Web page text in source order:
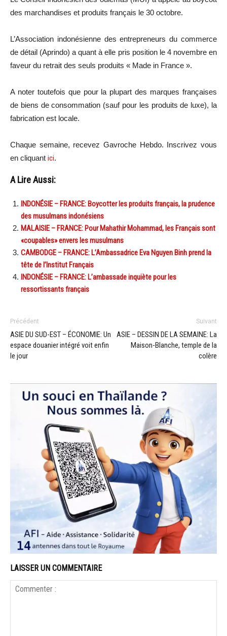
des marchandises et produits français le 30 octobre.
L’Association indonésienne des entrepreneurs du commerce
de détail (Aprindo) a quant à elle pris position le 4 novembre en
faveur du retrait des seuls produits « Made in France ».
A noter toutefois que pour la plupart des marques françaises
de biens de consommation (sauf pour les produits de luxe), la
fabrication est locale.
Chaque semaine, recevez Gavroche Hebdo. Inscrivez vous
en cliquant ici.
A Lire Aussi:
INDONÉSIE – FRANCE: Boycotter les produits français, la prudence
des musulmans indonésiens
MALAISIE – FRANCE: Pour Mahathir Mohammad, les Français sont
«coupables» envers les musulmans
CAMBODGE – FRANCE: L’Ambassadrice Eva Nguyen Binh prend la
tête de l’Institut Français
INDONÉSIE – FRANCE: L’ambassade inquiète pour les
ressortissants français
Précédent
ASIE DU SUD-EST – ÉCONOMIE: Un
espace douanier intégré voit enfin
le jour
Suivant
ASIE – DESSIN DE LA SEMAINE: La
Maison-Blanche, temple de la
colère
LAISSER UN COMMENTAIRE